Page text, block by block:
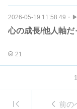
2026-05-19 11:58:49 ・
心の成長/他人軸だ
21
1
前の